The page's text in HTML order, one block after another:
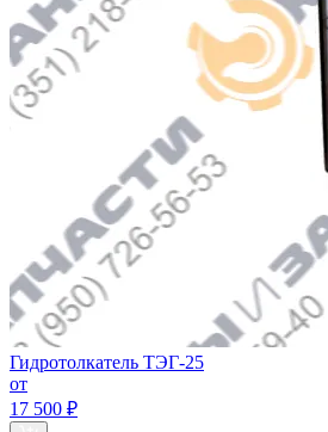
Гидротолкатель ТЭГ-25
от
17 500 ₽